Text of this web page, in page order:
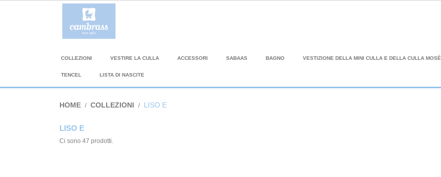
COLLEZIONI VESTIRE LA CULLA ACCESSORI SABAAS BAGNO VESTIZIONE DELLA MINI CULLA E DELLA CULLA MOSÈ
TENCEL LISTA DI NASCITE
HOME COLLEZIONI LISO E
LISO E
Ci sono 47 prodotti.